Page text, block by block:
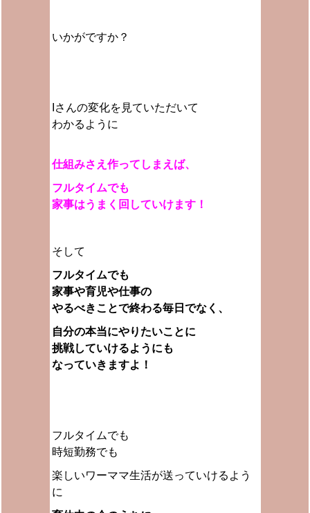
いかがですか？
Iさんの変化を見ていただいて
わかるように
仕組みさえ作ってしまえば、
フルタイムでも
家事はうまく回していけます！
そして
フルタイムでも
家事や育児や仕事の
やるべきことで終わる毎日でなく、
自分の本当にやりたいことに
挑戦していけるようにも
なっていきますよ！
フルタイムでも
時短勤務でも
楽しいワーママ生活が送っていけるよう
に